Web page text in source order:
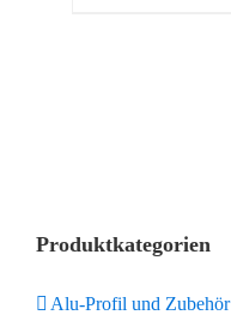
Produktkategorien
Alu-Profil und Zubehör